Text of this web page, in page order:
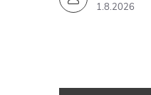
1.8.2026